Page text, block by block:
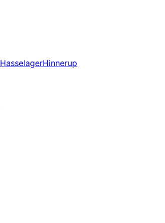
HasselagerHinnerup